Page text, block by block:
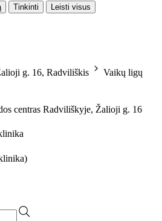
Tinkinti Leisti visus
g. 16, Radviliškis
Vaikų ligų
centras Radviliškyje, Žalioji g. 16
)